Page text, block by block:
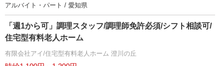
アルバイト・パート / 愛知県
「週1から可」調理スタッフ/調理師免許必須/シフト相談可/
住宅型有料老人ホーム
有限会社アイ/住宅型有料老人ホーム 澄川の丘